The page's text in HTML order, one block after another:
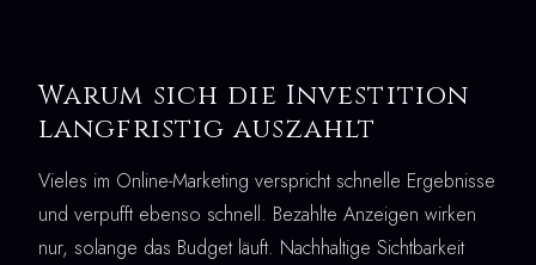
Warum sich die Investition
langfristig auszahlt
Vieles im Online-Marketing verspricht schnelle Ergebnisse
und verpufft ebenso schnell. Bezahlte Anzeigen wirken
nur, solange das Budget läuft. Nachhaltige Sichtbarkeit